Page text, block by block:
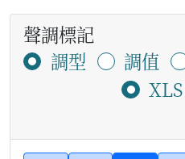
聲調標記
調型
調值
XLS